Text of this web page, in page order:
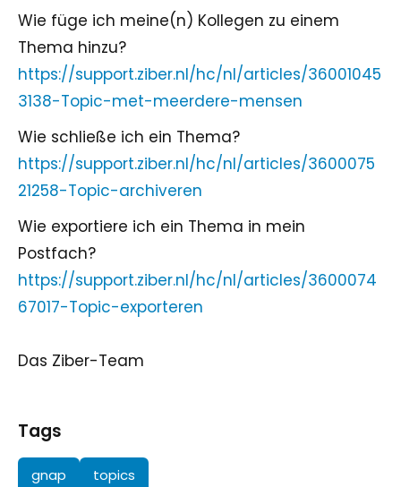
Wie füge ich meine(n) Kollegen zu einem
Thema hinzu?
https://support.ziber.nl/hc/nl/articles/36001045
3138-Topic-met-meerdere-mensen
Wie schließe ich ein Thema?
https://support.ziber.nl/hc/nl/articles/3600075
21258-Topic-archiveren
Wie exportiere ich ein Thema in mein
Postfach?
https://support.ziber.nl/hc/nl/articles/3600074
67017-Topic-exporteren
Das Ziber-Team
Tags
gnap topics